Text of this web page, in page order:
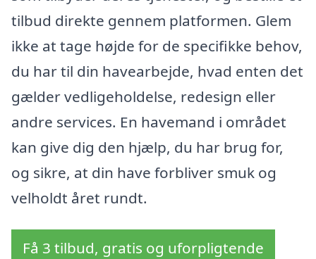
tilbud direkte gennem platformen. Glem
ikke at tage højde for de specifikke behov,
du har til din havearbejde, hvad enten det
gælder vedligeholdelse, redesign eller
andre services. En havemand i området
kan give dig den hjælp, du har brug for,
og sikre, at din have forbliver smuk og
velholdt året rundt.
Få 3 tilbud, gratis og uforpligtende